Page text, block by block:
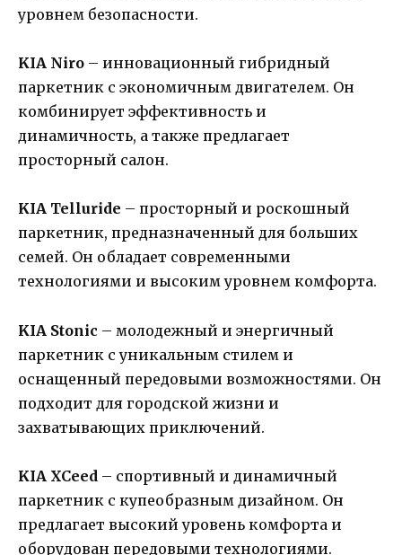
уровнем безопасности.
KIA Niro – инновационный гибридный
паркетник с экономичным двигателем. Он
комбинирует эффективность и
динамичность, а также предлагает
просторный салон.
KIA Telluride – просторный и роскошный
паркетник, предназначенный для больших
семей. Он обладает современными
технологиями и высоким уровнем комфорта.
KIA Stonic – молодежный и энергичный
паркетник с уникальным стилем и
оснащенный передовыми возможностями. Он
подходит для городской жизни и
захватывающих приключений.
KIA XCeed – спортивный и динамичный
паркетник с купеобразным дизайном. Он
предлагает высокий уровень комфорта и
оборудован передовыми технологиями.